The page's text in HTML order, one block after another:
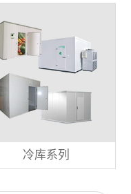
冷库系列